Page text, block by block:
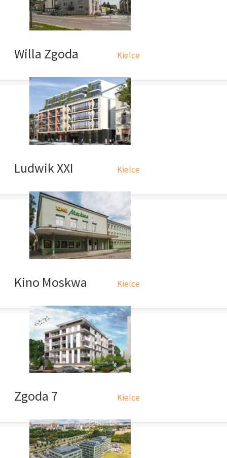
Willa Zgoda Kielce
Ludwik XXI Kielce
Kino Moskwa Kielce
Zgoda 7 Kielce